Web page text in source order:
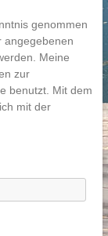
genommen
angegebenen
Meine
zur
benutzt. Mit dem
mit der